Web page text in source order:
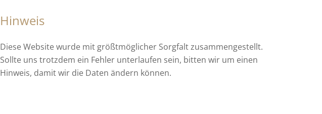
Hinweis
Diese Website wurde mit größtmöglicher Sorgfalt zusammengestellt.
Sollte uns trotzdem ein Fehler unterlaufen sein, bitten wir um einen
Hinweis, damit wir die Daten ändern können.